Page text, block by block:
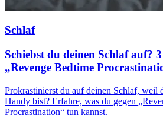
Schlaf
Schiebst du deinen Schlaf auf?
„Revenge Bedtime
Prokrastinierst du auf deinen Schlaf, weil
Handy bist? Erfahre, was du gegen
Procrastination“ tun kannst.